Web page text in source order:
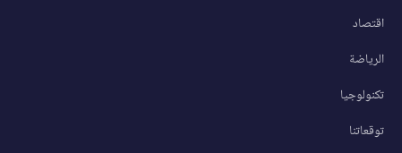
اقتصاد
الرياضة
تكنولوجيا
توقعاتنا